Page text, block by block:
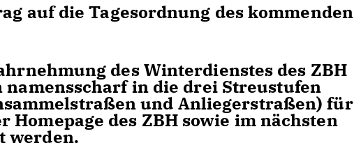
auf die Tagesordnung des kommenden
des Winterdienstes des ZBH
in die drei Streustufen
und Anliegerstraßen) für
des ZBH sowie im nächsten
werden.